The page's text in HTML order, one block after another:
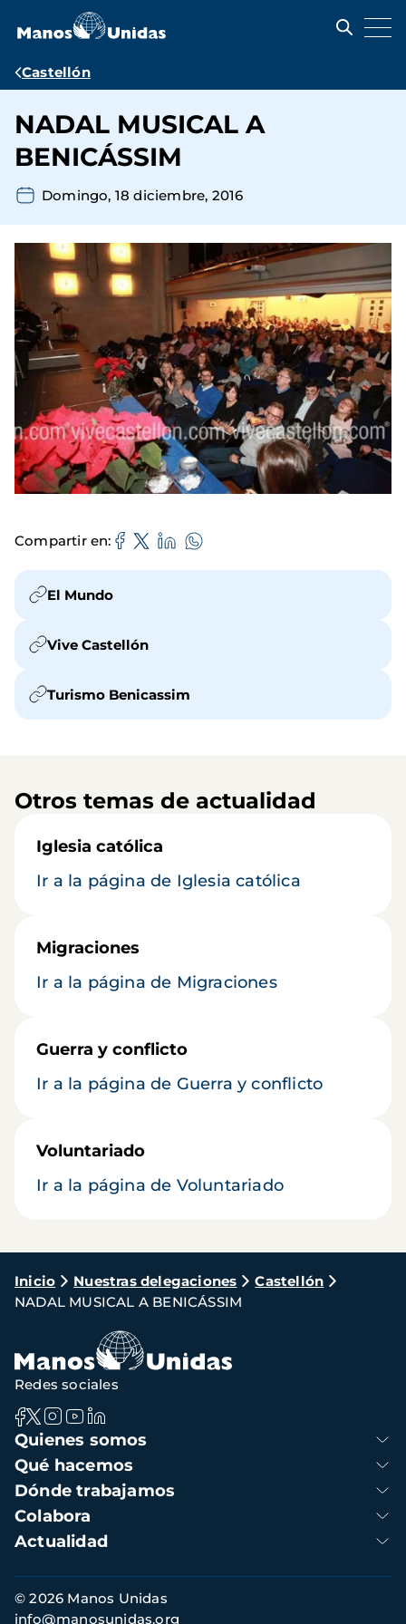
contenido
Ruta
navegación
Castellón
NADAL MUSICAL A
BENICÁSSIM
Domingo, 18 diciembre, 2016
Compartir en
El Mundo
Vive Castellón
Turismo Benicassim
Otros temas de actualidad
Iglesia católica
Ir a la página de Iglesia católica
Migraciones
Ir a la página de Migraciones
Guerra y conflicto
Ir a la página de Guerra y conflicto
Voluntariado
Ir a la página de Voluntariado
Ruta
de
navegación
Inicio Nuestras delegaciones
Castellón
NADAL MUSICAL A BENICÁSSIM
Navegación
principal
Quienes somos
Qué hacemos
Dónde trabajamos
Colabora
Actualidad
Redes sociales
Información
de
© 2026 Manos Unidas
info@manosunidas.org